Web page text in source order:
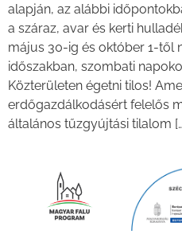
alapján, az alábbi
a száraz, avar és kerti
május 30-ig és október 1-től
időszakban, szombati
Közterületen égetni tilos!
erdőgazdálkodásért felelős
általános tűzgyújtási tilalom